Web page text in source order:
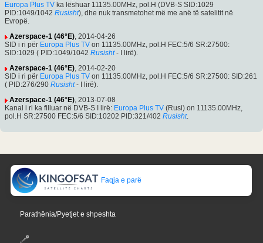
Europa Plus TV ka lëshuar 11135.00MHz, pol.H (DVB-S SID:1029
PID:1049/1042 Rusisht), dhe nuk transmetohet më me anë të satelitit në
Evropë.
Azerspace-1 (46°E), 2014-04-26
SID i ri për Europa Plus TV on 11135.00MHz, pol.H FEC:5/6 SR:27500:
SID:1029 ( PID:1049/1042 Rusisht- I lirë).
Azerspace-1 (46°E), 2014-02-20
SID i ri për Europa Plus TV on 11135.00MHz, pol.H FEC:5/6 SR:27500: SID:261
( PID:276/290 Rusisht- I lirë).
Azerspace-1 (46°E), 2013-07-08
Kanal i ri ka filluar në DVB-S I lirë: Europa Plus TV (Rusi) on 11135.00MHz,
pol.H SR:27500 FEC:5/6 SID:10202 PID:321/402 Rusisht.
Faqja e parë
Parathënia/Pyetjet e shpeshta